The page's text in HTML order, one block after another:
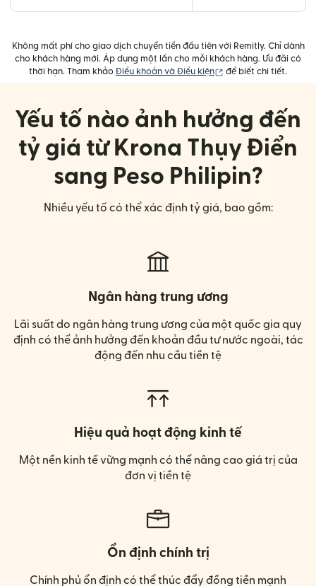
Không mất phí cho giao dịch chuyển tiền đầu tiên với Remitly. Chỉ dành
cho khách hàng mới. Áp dụng một lần cho mỗi khách hàng. Ưu đãi có
thời hạn. Tham khảo Điều khoản và Điều kiện (mở trong cửa sổ mới)
để biết chi tiết.
Yếu tố nào ảnh hưởng đến
tỷ giá từ Krona Thụy Điển
sang Peso Philipin?
Nhiều yếu tố có thể xác định tỷ giá, bao gồm:
Ngân hàng trung ương
Lãi suất do ngân hàng trung ương của một quốc gia quy
định có thể ảnh hưởng đến khoản đầu tư nước ngoài, tác
động đến nhu cầu tiền tệ
Hiệu quả hoạt động kinh tế
Một nền kinh tế vững mạnh có thể nâng cao giá trị của
đơn vị tiền tệ
Ổn định chính trị
Chính phủ ổn định có thể thúc đẩy đồng tiền mạnh